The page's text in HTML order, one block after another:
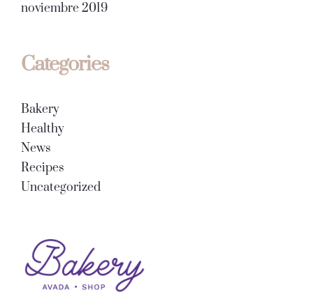
noviembre 2019
Categories
Bakery
Healthy
News
Recipes
Uncategorized